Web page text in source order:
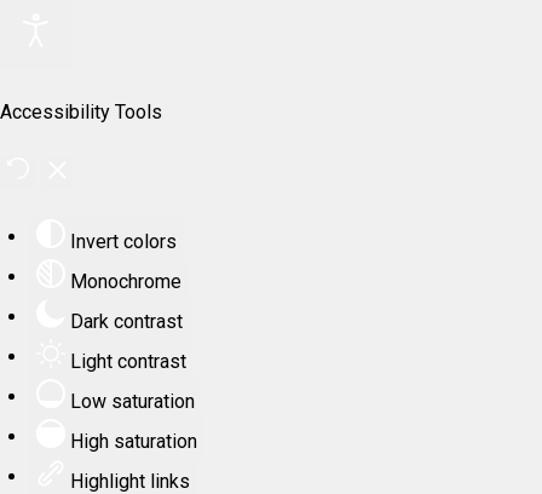
Accessibility Tools
Invert colors
Monochrome
Dark contrast
Light contrast
Low saturation
High saturation
Highlight links